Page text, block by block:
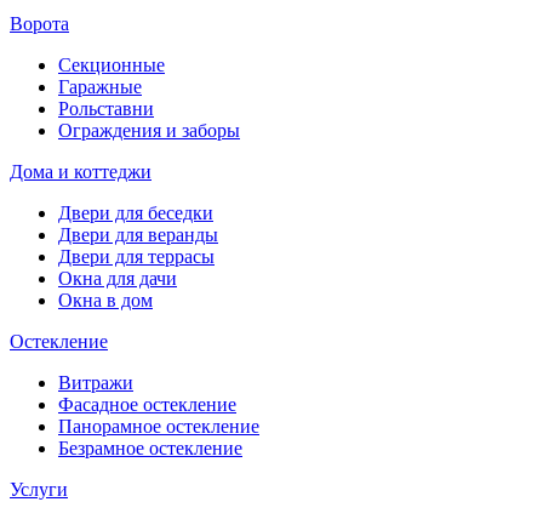
Ворота
Секционные
Гаражные
Рольставни
Ограждения и заборы
Дома и коттеджи
Двери для беседки
Двери для веранды
Двери для террасы
Окна для дачи
Окна в дом
Остекление
Витражи
Фасадное остекление
Панорамное остекление
Безрамное остекление
Услуги